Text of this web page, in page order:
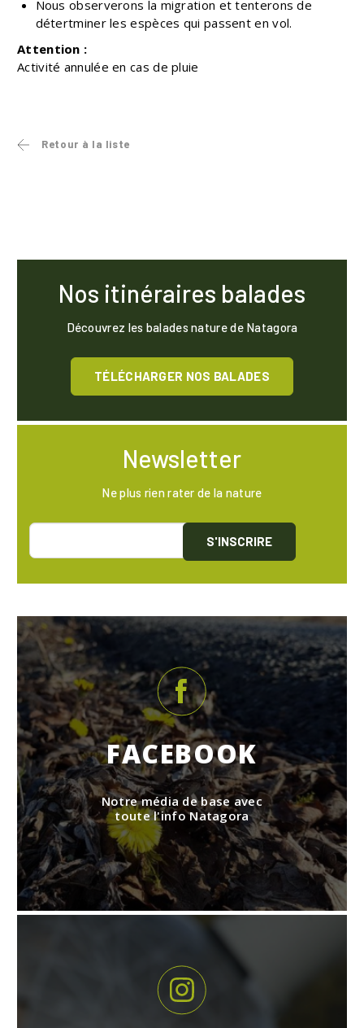
Nous observerons la migration et tenterons de
détertminer les espèces qui passent en vol.
Attention :
Activité annulée en cas de pluie
Retour à la liste
Nos itinéraires balades
Découvrez les balades nature de Natagora
TÉLÉCHARGER NOS BALADES
Newsletter
Ne plus rien rater de la nature
S'INSCRIRE
FACEBOOK
Notre média de base avec
toute l'info Natagora